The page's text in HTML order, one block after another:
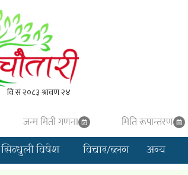
जन्म मिती गणना मिति रूपान्तरण
सिन्धुली विषेश विचार/ब्लग अन्य